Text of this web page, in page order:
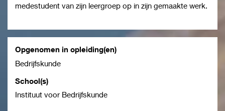
medestudent van zijn leergroep op in zijn gemaakte werk.
Opgenomen in opleiding(en)
Bedrijfskunde
School(s)
Instituut voor Bedrijfskunde